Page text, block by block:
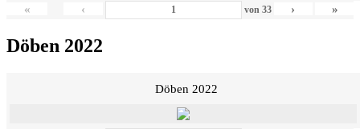
« ‹ von 33 › »
Döben 2022
Döben 2022